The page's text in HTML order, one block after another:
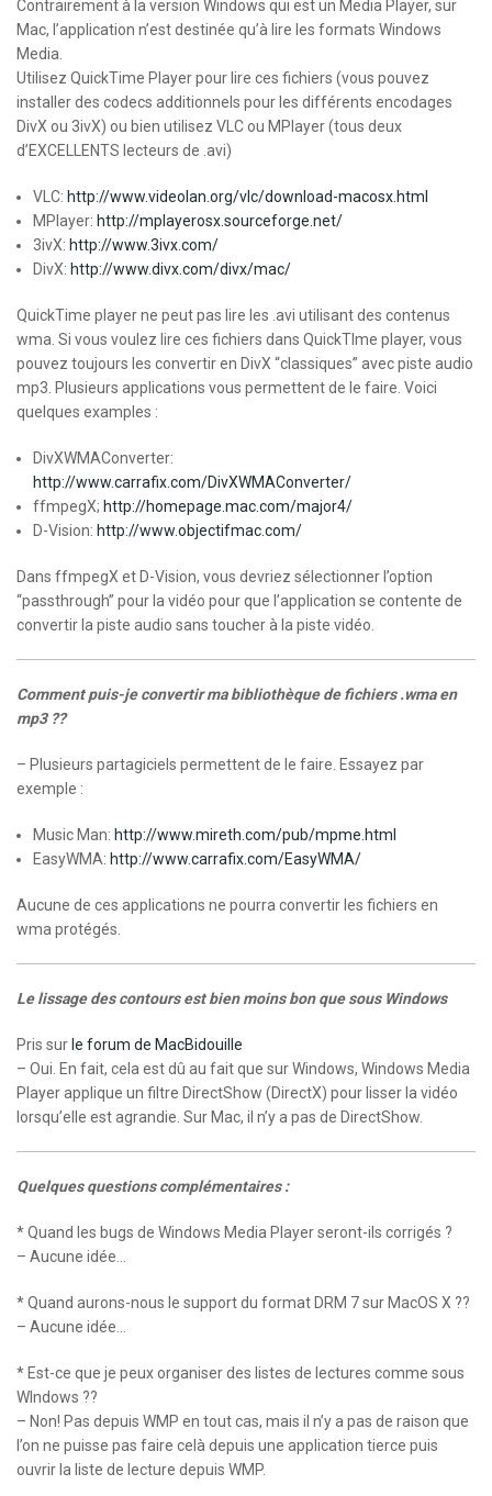
Contrairement à la version Windows qui est un Media Player, sur
Mac, l’application n’est destinée qu’à lire les formats Windows
Media.
Utilisez QuickTime Player pour lire ces fichiers (vous pouvez
installer des codecs additionnels pour les différents encodages
DivX ou 3ivX) ou bien utilisez VLC ou MPlayer (tous deux
d’EXCELLENTS lecteurs de .avi)
VLC: http://www.videolan.org/vlc/download-macosx.html
MPlayer: http://mplayerosx.sourceforge.net/
3ivX: http://www.3ivx.com/
DivX: http://www.divx.com/divx/mac/
QuickTime player ne peut pas lire les .avi utilisant des contenus
wma. Si vous voulez lire ces fichiers dans QuickTIme player, vous
pouvez toujours les convertir en DivX “classiques” avec piste audio
mp3. Plusieurs applications vous permettent de le faire. Voici
quelques examples :
DivXWMAConverter:
http://www.carrafix.com/DivXWMAConverter/
ffmpegX; http://homepage.mac.com/major4/
D-Vision: http://www.objectifmac.com/
Dans ffmpegX et D-Vision, vous devriez sélectionner l’option
“passthrough” pour la vidéo pour que l’application se contente de
convertir la piste audio sans toucher à la piste vidéo.
Comment puis-je convertir ma bibliothèque de fichiers .wma en
mp3 ??
– Plusieurs partagiciels permettent de le faire. Essayez par
exemple :
Music Man: http://www.mireth.com/pub/mpme.html
EasyWMA: http://www.carrafix.com/EasyWMA/
Aucune de ces applications ne pourra convertir les fichiers en
wma protégés.
Le lissage des contours est bien moins bon que sous Windows
Pris sur le forum de MacBidouille
– Oui. En fait, cela est dû au fait que sur Windows, Windows Media
Player applique un filtre DirectShow (DirectX) pour lisser la vidéo
lorsqu’elle est agrandie. Sur Mac, il n’y a pas de DirectShow.
Quelques questions complémentaires :
* Quand les bugs de Windows Media Player seront-ils corrigés ?
– Aucune idée…
* Quand aurons-nous le support du format DRM 7 sur MacOS X ??
– Aucune idée…
* Est-ce que je peux organiser des listes de lectures comme sous
WIndows ??
– Non! Pas depuis WMP en tout cas, mais il n’y a pas de raison que
l’on ne puisse pas faire celà depuis une application tierce puis
ouvrir la liste de lecture depuis WMP.